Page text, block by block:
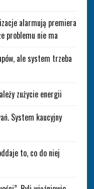
alarmują premiera
problemu nie ma
ale system trzeba
zużycie energii
System kaucyjny
to, co do niej